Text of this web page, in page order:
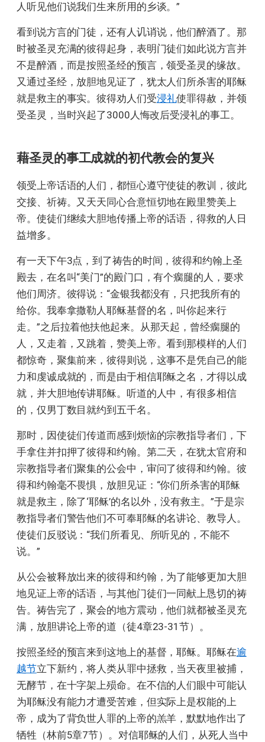
人听见他们说我们生来所用的乡谈。”
看到说方言的门徒，还有人讥诮说，他们醉酒了。那
时被圣灵充满的彼得起身，表明门徒们如此说方言并
不是醉酒，而是按照圣经的预言，领受圣灵的缘故。
又通过圣经，放胆地见证了，犹太人们所杀害的耶稣
就是救主的事实。彼得劝人们受浸礼使罪得赦，并领
受圣灵，当时兴起了3000人悔改后受浸礼的事工。
藉圣灵的事工成就的初代教会的复兴
领受上帝话语的人们，都恒心遵守使徒的教训，彼此
交接、祈祷。又天天同心合意恒切地在殿里赞美上
帝。使徒们继续大胆地传播上帝的话语，得救的人日
益增多。
有一天下午3点，到了祷告的时间，彼得和约翰上圣
殿去，在名叫“美门”的殿门口，有个瘸腿的人，要求
他们周济。彼得说：“金银我都没有，只把我所有的
给你。我奉拿撒勒人耶稣基督的名，叫你起来行
走。”之后拉着他扶他起来。从那天起，曾经瘸腿的
人，又走着，又跳着，赞美上帝。看到那模样的人们
都惊奇，聚集前来，彼得则说，这事不是凭自己的能
力和虔诚成就的，而是由于相信耶稣之名，才得以成
就，并大胆地传讲耶稣。听道的人中，有很多相信
的，仅男丁数目就约到五千名。
那时，因使徒们传道而感到烦恼的宗教指导者们，下
手拿住并扣押了彼得和约翰。第二天，在犹太官府和
宗教指导者们聚集的公会中，审问了彼得和约翰。彼
得和约翰毫不畏惧，放胆见证：“你们所杀害的耶稣
就是救主，除了‘耶稣’的名以外，没有救主。”于是宗
教指导者们警告他们不可奉耶稣的名讲论、教导人。
使徒们反驳说：“我们所看见、所听见的，不能不
说。”
从公会被释放出来的彼得和约翰，为了能够更加大胆
地见证上帝的话语，与其他门徒们一同献上恳切的祷
告。祷告完了，聚会的地方震动，他们就都被圣灵充
满，放胆讲论上帝的道（徒4章23-31节）。
按照圣经的预言来到这地上的基督，耶稣。耶稣在逾
越节立下新约，将人类从罪中拯救，当天夜里被捕，
无酵节，在十字架上殒命。在不信的人们眼中可能认
为耶稣没有能力才遭受苦难，但实际上是权能的上
帝，成为了背负世人罪的上帝的羔羊，默默地作出了
牺牲（林前5章7节）。对信耶稣的人们，从死人当中